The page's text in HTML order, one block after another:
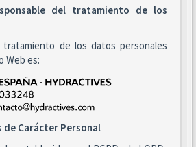
del tratamiento de los
tratamiento de los datos personales
Web es:
Carácter Personal